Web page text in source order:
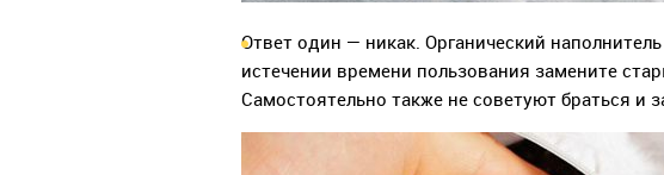
Ответ один — никак. Органический
истечении времени пользования замените
Самостоятельно также не советуют браться и